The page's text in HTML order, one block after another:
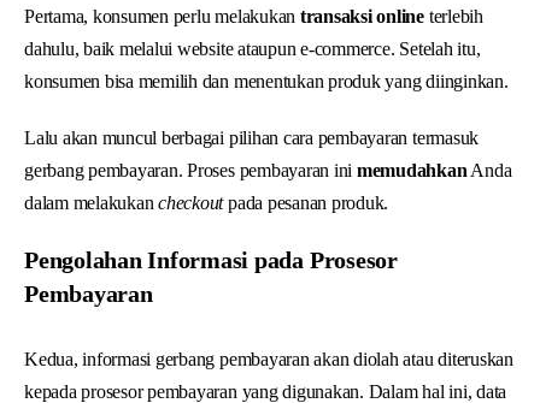
Pertama, konsumen perlu melakukan transaksi online terlebih
dahulu, baik melalui website ataupun e-commerce. Setelah itu,
konsumen bisa memilih dan menentukan produk yang diinginkan.
Lalu akan muncul berbagai pilihan cara pembayaran termasuk
gerbang pembayaran. Proses pembayaran ini memudahkan Anda
dalam melakukancheckoutpada pesanan produk.
Pengolahan Informasi pada Prosesor
Pembayaran
Kedua, informasi gerbang pembayaran akan diolah atau diteruskan
kepada prosesor pembayaran yang digunakan. Dalam hal ini, data